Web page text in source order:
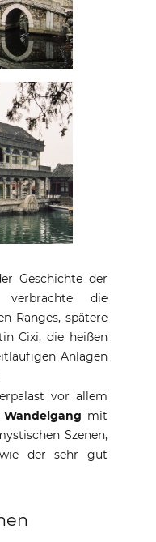
Geschichte der
verbrachte die
Ranges, spätere
Cixi, die heißen
Anlagen
vor allem
Wandelgang mit
Szenen,
der sehr gut